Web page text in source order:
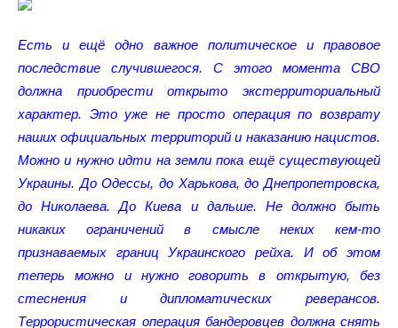
Есть и ещё одно важное политическое и правовое
последствие случившегося. С этого момента СВО
должна приобрести открыто экстерриториальный
характер. Это уже не просто операция по возврату
наших официальных территорий и наказанию нацистов.
Можно и нужно идти на земли пока ещё существующей
Украины. До Одессы, до Харькова, до Днепропетровска,
до Николаева. До Киева и дальше. Не должно быть
никаких ограничений в смысле неких кем-то
признаваемых границ Украинского рейха. И об этом
теперь можно и нужно говорить в открытую, без
стеснения и дипломатических реверансов.
Террористическая операция бандеровцев должна снять